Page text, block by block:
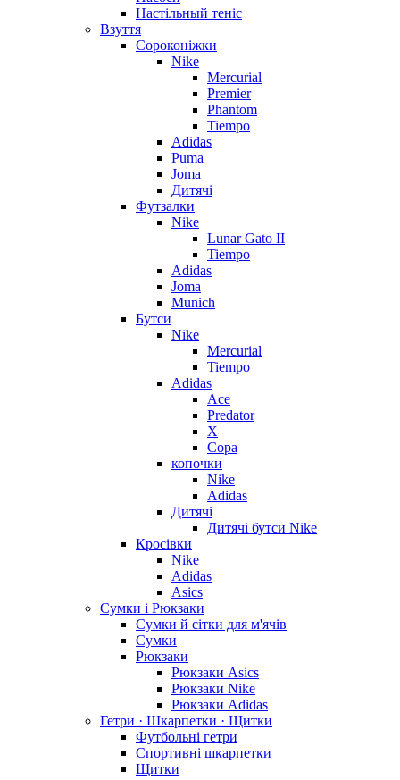
Настільный теніс
Взуття
Сороконіжки
Nike
Mercurial
Premier
Phantom
Tiempo
Adidas
Puma
Joma
Дитячі
Футзалки
Nike
Lunar Gato II
Tiempo
Adidas
Joma
Munich
Бутси
Nike
Mercurial
Tiempo
Adidas
Ace
Predator
X
Copa
копочки
Nike
Adidas
Дитячі
Дитячі бутси Nike
Кросівки
Nike
Adidas
Asics
Сумки і Рюкзаки
Сумки й сітки для м'ячів
Сумки
Рюкзаки
Рюкзаки Asics
Рюкзаки Nike
Рюкзаки Adidas
Гетри · Шкарпетки · Щитки
Футбольні гетри
Спортивні шкарпетки
Щитки